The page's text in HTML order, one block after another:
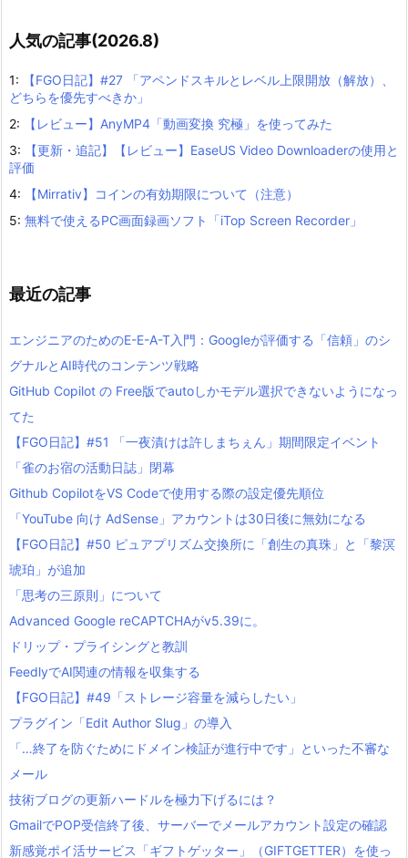
人気の記事(2026.8)
1:
【FGO日記】#27 「アペンドスキルとレベル上限開放（解放）、
どちらを優先すべきか」
2:
【レビュー】AnyMP4「動画変換 究極」を使ってみた
3:
【更新・追記】【レビュー】EaseUS Video Downloaderの使用と
評価
4:
【Mirrativ】コインの有効期限について（注意）
5: 無料で使えるPC画面録画ソフト「iTop Screen Recorder」
最近の記事
エンジニアのためのE-E-A-T入門：Googleが評価する「信頼」のシ
グナルとAI時代のコンテンツ戦略
GitHub Copilot の Free版でautoしかモデル選択できないようになっ
てた
【FGO日記】#51 「一夜漬けは許しまちぇん」期間限定イベント
「雀のお宿の活動日誌」閉幕
Github CopilotをVS Codeで使用する際の設定優先順位
「YouTube 向け AdSense」アカウントは30日後に無効になる
【FGO日記】#50 ピュアプリズム交換所に「創生の真珠」と「黎溟
琥珀」が追加
「思考の三原則」について
Advanced Google reCAPTCHAがv5.39に。
ドリップ・プライシングと教訓
FeedlyでAI関連の情報を収集する
【FGO日記】#49「ストレージ容量を減らしたい」
プラグイン「Edit Author Slug」の導入
「…終了を防ぐためにドメイン検証が進行中です」といった不審な
メール
技術ブログの更新ハードルを極力下げるには？
GmailでPOP受信終了後、サーバーでメールアカウント設定の確認
新感覚ポイ活サービス「ギフトゲッター」（GIFTGETTER）を使っ